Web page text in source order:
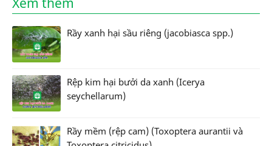
Rầy xanh hại sầu riêng (jacobiasca spp.)
Rệp kim hại bưởi da xanh (Icerya
seychellarum)
Rầy mềm (rệp cam) (Toxoptera aurantii và